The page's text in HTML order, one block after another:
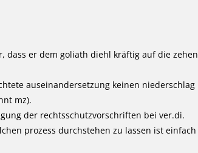
dass er dem goliath diehl kräftig auf die zehen
auseinandersetzung keinen niederschlag
mz).
der rechtsschutzvorschriften bei ver.di.
prozess durchstehen zu lassen ist einfach